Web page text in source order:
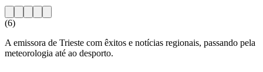
(6)
A emissora de Trieste com êxitos e notícias regionais, passando pela
meteorologia até ao desporto.